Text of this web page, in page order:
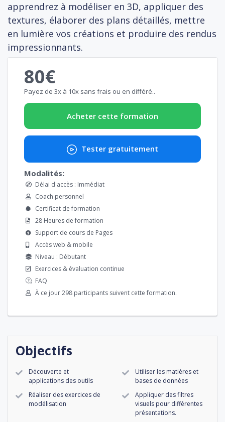
apprendrez à modéliser en 3D, appliquer des
textures, élaborer des plans détaillés, mettre
en lumière vos créations et produire des rendus
impressionnants.
80€
Payez de 3x à 10x sans frais ou en différé..
Acheter cette formation
Tester gratuitement
Modalités:
Délai d'accès : Immédiat
Coach personnel
Certificat de formation
28 Heures de formation
Support de cours de Pages
Accès web & mobile
Niveau : Débutant
Exercices & évaluation continue
FAQ
À ce jour 298 participants suivent cette formation.
Objectifs
Découverte et
applications des outils
Utiliser les matières et
bases de données
Réaliser des exercices de
modélisation
Appliquer des filtres
visuels pour différentes
présentations.